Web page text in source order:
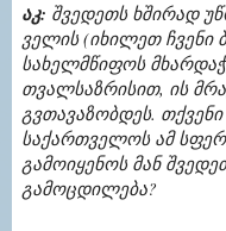
აკ: შვედეთს ხშირად
ველის (იხილეთ
სახელმწიფოს
თვალსაზრისით, ის
გვთავაზობდეს.
საქართველოს ამ
გამოიყენოს მან
გამოცდილება?